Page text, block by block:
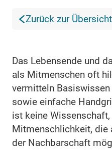
Zurück zur Übersicht
Das Lebensende und
als Mitmenschen oft
vermitteln Basiswissen
sowie einfache
ist keine
Mitmenschlichkeit, die
der Nachbarschaft